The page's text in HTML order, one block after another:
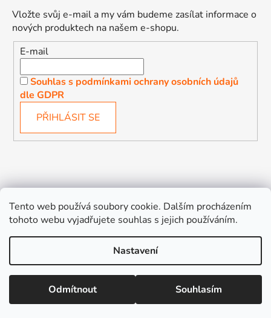
Tento web používá soubory cookie. Dalším procházením
tohoto webu vyjadřujete souhlas s jejich používáním.
Nastavení
Odmítnout Souhlasím
Vložte svůj e-mail a my vám budeme zasílat informace o
nových produktech na našem e-shopu.
E-mail
Souhlas s podmínkami ochrany osobních údajů
dle GDPR
PŘIHLÁSIT SE
Vytvořil Shoptet
Copyright 2026Děťátko
. Všechna práva vyhrazena.
Upravit nastavení cookies